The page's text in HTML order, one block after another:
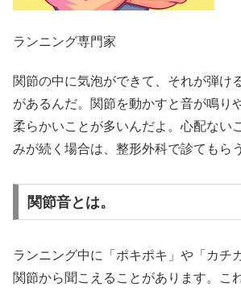
ランニング専門家
関節の中に気泡ができて、それが弾け
があるんだ。関節を動かすと音が鳴り
柔らかいことが多いんだよ。心配ない
みが続く場合は、整形外科で診てもら
関節音とは。
ランニング中に「ポキポキ」や「カチ
関節から聞こえることがあります。こ